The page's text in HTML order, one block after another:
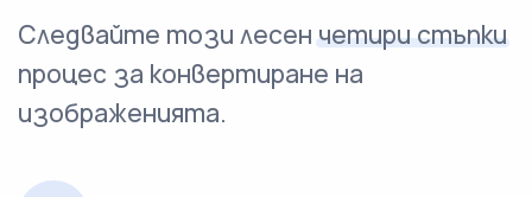
Следвайте този лесенчетири стъпки
процес за конвертиране на
изображенията.